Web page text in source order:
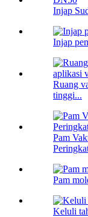
Injap
Injap
Ruang
tinggi...
Pam
Pam
Keluli